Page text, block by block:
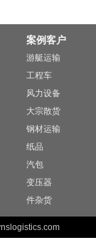
案例客户
游艇运输
工程车
风力设备
大宗散货
钢材运输
纸品
汽包
变压器
件杂货